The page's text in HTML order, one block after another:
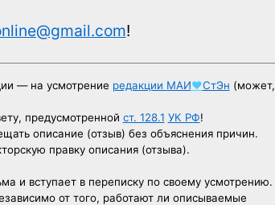
!
— на усмотрение редакции МАИ♥СтЭн (может,
предусмотренной ст. 128.1 УК РФ!
описание (отзыв) без объяснения причин.
правку описания (отзыва).
и вступает в переписку по своему усмотрению.
от того, работают ли описываемые